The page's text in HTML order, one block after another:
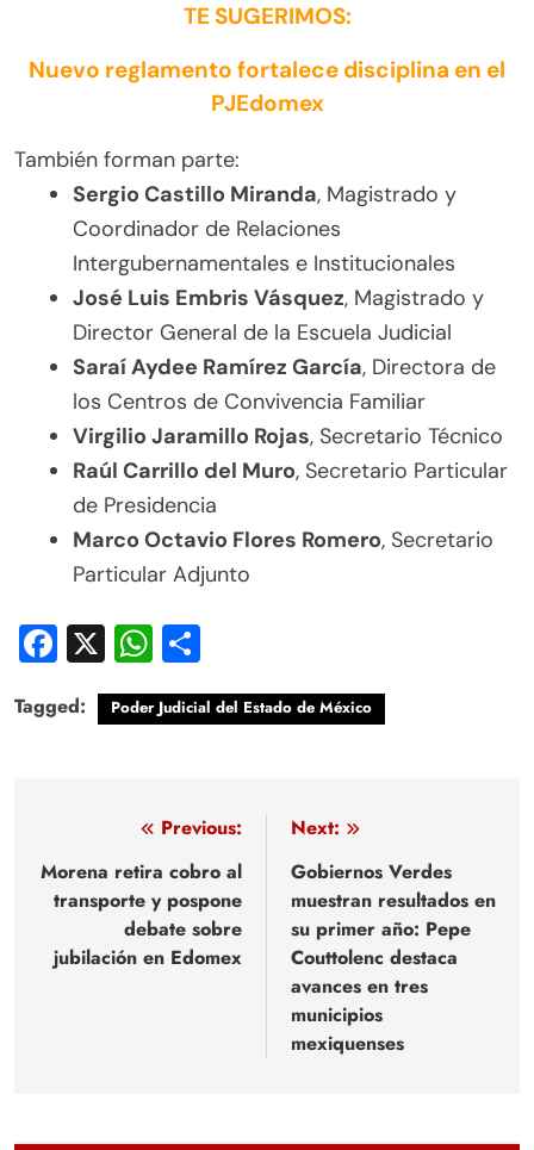
TE SUGERIMOS:
Nuevo reglamento fortalece disciplina en el
PJEdomex
También forman parte:
Sergio Castillo Miranda, Magistrado y
Coordinador de Relaciones
Intergubernamentales e Institucionales
José Luis Embris Vásquez, Magistrado y
Director General de la Escuela Judicial
Saraí Aydee Ramírez García, Directora de
los Centros de Convivencia Familiar
Virgilio Jaramillo Rojas, Secretario Técnico
Raúl Carrillo del Muro, Secretario Particular
de Presidencia
Marco Octavio Flores Romero, Secretario
Particular Adjunto
Facebook
X WhatsApp
Tagged: Poder Judicial del Estado de México
Navegación
de
entradas
Previous:
Morena retira cobro al
transporte y pospone
debate sobre
jubilación en Edomex
Next:
Gobiernos Verdes
muestran resultados en
su primer año: Pepe
Couttolenc destaca
avances en tres
municipios
mexiquenses